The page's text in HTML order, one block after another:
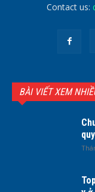
Contact us:
BÀI VIẾT XEM